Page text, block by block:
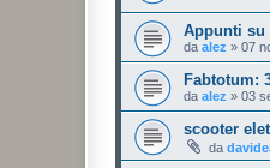
Appunti su
da alez » 07
Fabtotum:
da alez » 03
scooter
da